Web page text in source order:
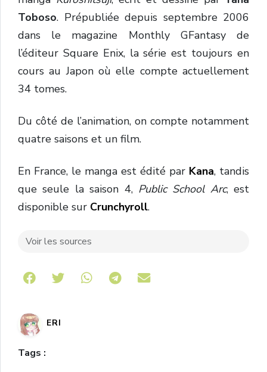
Toboso. Prépubliée depuis septembre 2006
dans le magazine Monthly GFantasy de
l’éditeur Square Enix, la série est toujours en
cours au Japon où elle compte actuellement
34 tomes.
Du côté de l’animation, on compte notamment
quatre saisons et un film.
En France, le manga est édité par Kana, tandis
que seule la saison 4, Public School Arc, est
disponible sur Crunchyroll.
Voir les sources
Share on Telegram
ERI
Tags :